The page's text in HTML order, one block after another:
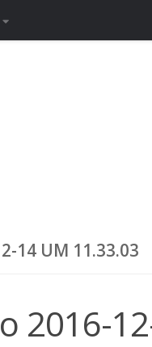
14 UM 11.33.03
2016-